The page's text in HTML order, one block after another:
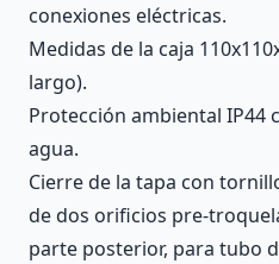
conexiones eléctricas.
Medidas de la caja
largo).
Protección ambiental IP44
agua.
Cierre de la tapa con
de dos orificios pre-
parte posterior, para tubo